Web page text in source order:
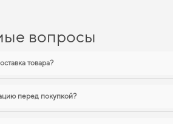
вопросы
товара?
перед покупкой?